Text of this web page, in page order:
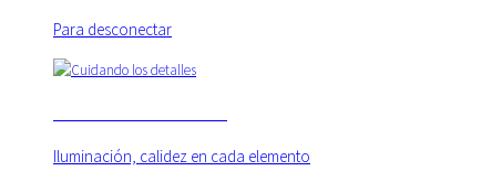
Para desconectar
Iluminación, calidez en cada elemento